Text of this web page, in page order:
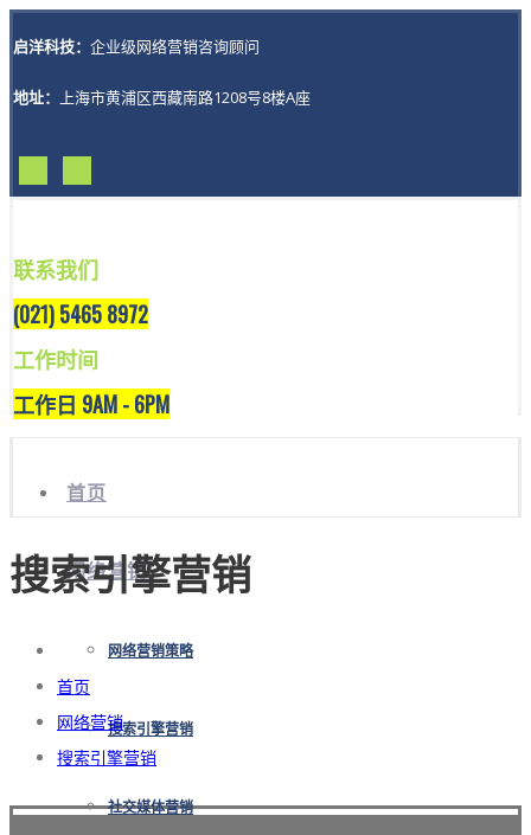
启洋科技： 企业级网络营销咨询顾问
地址： 上海市黄浦区西藏南路1208号8楼A座
联系我们
(021) 5465 8972
工作时间
工作日 9AM - 6PM
首页
网络营销
网络营销策略
搜索引擎营销
社交媒体营销
搜索引擎营销
首页
网络营销
搜索引擎营销